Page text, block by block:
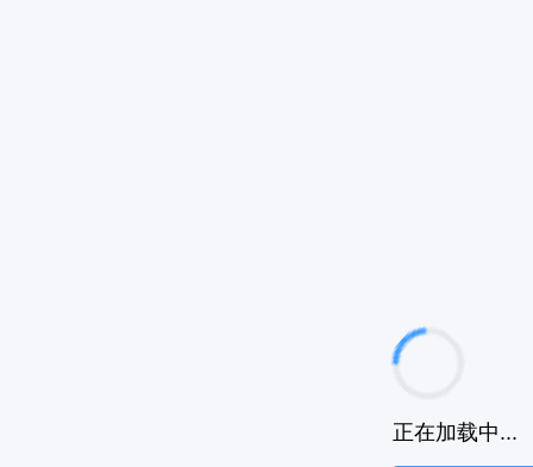
正在加载中...